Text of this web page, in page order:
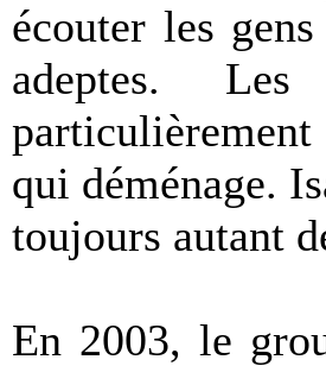
écouter les
adeptes.
qui déménage.
toujours autant
En 2003, le